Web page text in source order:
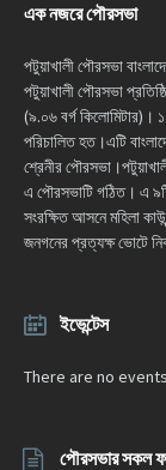
এক নজরে পৌরসভা
পটুয়াখালী পৌরসভা
পটুয়াখালী পৌরসভা
(৯.০৬ বর্গ কিলোমিটার)।
পরিচালিত হত।এটি
শ্রেনীর
এ পৌরসভাটি গঠিত। এ
সংরক্ষিত আসনে মহিলা
জনগনের প্রত্যক্ষ ভোটে
ইভেন্টেস
There are no events
পৌরসভার সকল